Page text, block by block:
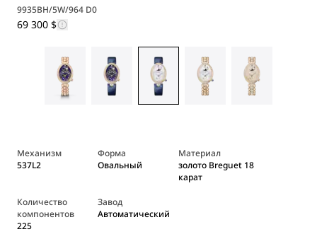
9935BH/5W/964 D0
69 300 $
Механизм
537L2
Форма
Овальный
Материал
золото Breguet 18
карат
Количество
компонентов
225
Завод
Автоматический